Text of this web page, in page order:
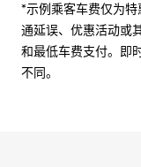
*示例乘客车费仅为
通延误、优惠活动或
和最低车费支付。即
不同。